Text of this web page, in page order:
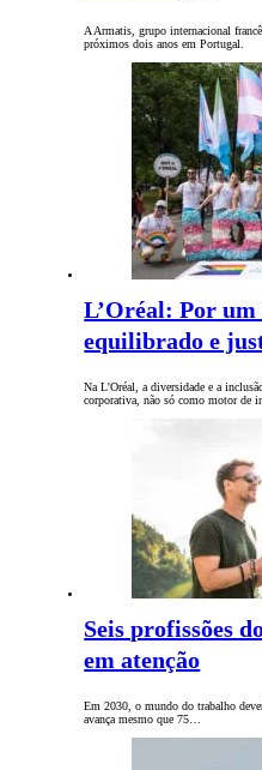
A Armatis, grupo internacional
próximos dois anos em Portugal.
L’Oréal: Por
equilibrado e
Na L'Oréal, a diversidade e a
corporativa, não só como motor de
Seis profissões
em atenção
Em 2030, o mundo do trabalho
avança mesmo que 75…